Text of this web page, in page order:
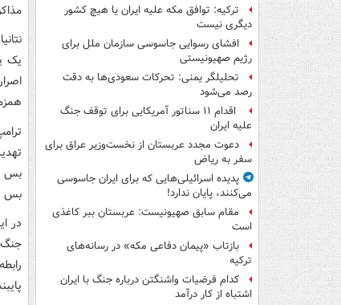
ترکیه: توافق مکه علیه ایران یا هیچ کشور
دیگری نیست
افشای رسوایی جاسوسی سازمان ملل برای
رژیم صهیونیستی
تحلیلگر یمنی: تحرکات سعودی‌ها به دقت
رصد می‌شود
اقدام ۱۱ سناتور آمریکایی برای توقف جنگ
علیه ایران
دعوت مجدد عربستان از نخست‌وزیر عراق برای
سفر به ریاض
پدیده اسرائیلی‌هایی که برای ایران جاسوسی
می‌کنند، پایان ندارد!
مقام سابق صهیونیست: عربستان ببر کاغذی
است
بازتاب «پیمان دفاعی مکه» در رسانه‌های
ترکیه
کدام فرضیات واشنگتن درباره جنگ با ایران
اشتباه از کار درآمد
یک
بس
بس
در
جنگ